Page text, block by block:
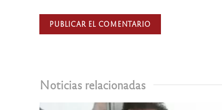
Noticias relacionadas